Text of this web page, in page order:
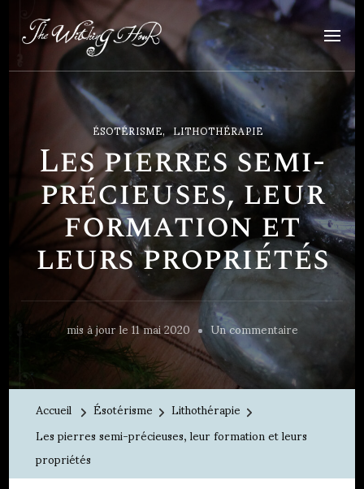
The Witching Hour
Art et artisanat ésotérique
ÉSOTÉRISME LITHOTHÉRAPIE
Les pierres semi-
précieuses, leur
formation et
leurs propriétés
mis à jour le11 mai 2020 Un commentairesur
Les
pierres
semi-
leur
Accueil Ésotérisme Lithothérapie
Les pierres semi-précieuses, leur formation et leurs
propriétés